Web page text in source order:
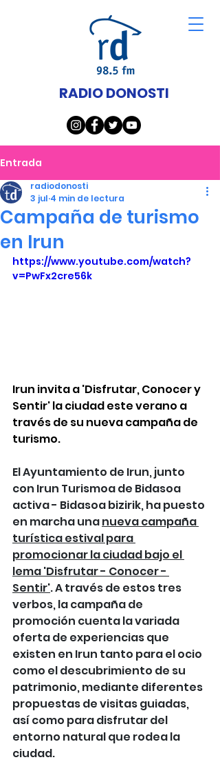
RADIO DONOSTI
Entrada
Campaña de turismo
en Irun
radiodonosti
3 jul 4 min de lectura
https://www.youtube.com/watch?
v=PwFx2cre56k
Irun invita a 'Disfrutar, Conocer y
Sentir' la ciudad este verano a
través de su nueva campaña de
turismo.
El Ayuntamiento de Irun, junto
con Irun Turismoa de Bidasoa
activa - Bidasoa bizirik, ha puesto
en marcha una nueva campaña
turística estival para
promocionar la ciudad bajo el
lema 'Disfrutar - Conocer -
Sentir'. A través de estos tres
verbos, la campaña de
promoción cuenta la variada
oferta de experiencias que
existen en Irun tanto para el ocio
como el descubrimiento de su
patrimonio, mediante diferentes
propuestas de visitas guiadas,
así como para disfrutar del
entorno natural que rodea la
ciudad.